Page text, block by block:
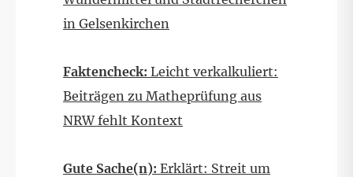
in Gelsenkirchen
Faktencheck: Leicht verkalkuliert:
Beiträgen zu Matheprüfung aus
NRW fehlt Kontext
Gute Sache(n): Erklärt: Streit um